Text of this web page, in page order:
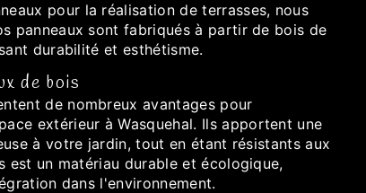
pour la réalisation de terrasses, nous
panneaux sont fabriqués à partir de bois de
durabilité et esthétisme.
de bois
de nombreux avantages pour
extérieur à Wasquehal. Ils apportent une
à votre jardin, tout en étant résistants aux
est un matériau durable et écologique,
dans l'environnement.